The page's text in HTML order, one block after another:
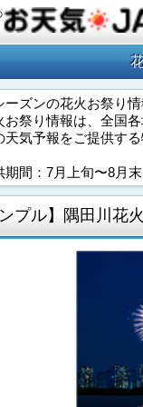
ーズンの花火お祭り情
お祭り情報は、全国
天気予報をご提供する
期間：7月上旬〜8月末
プル】隅田川花